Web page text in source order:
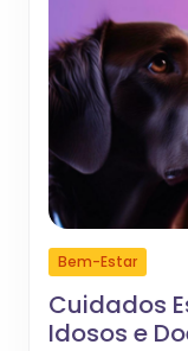
Bem-Estar
Cuidados
Idosos e